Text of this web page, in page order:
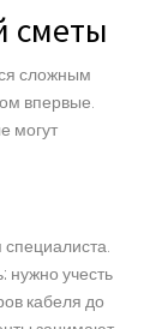
сметы
сложным
впервые.
могут
нужно учесть
кабеля до